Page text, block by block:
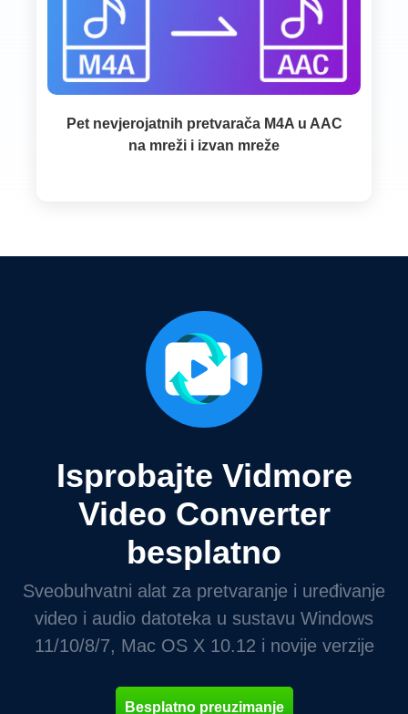
Pet nevjerojatnih pretvarača M4A u AAC
na mreži i izvan mreže
Isprobajte Vidmore
Video Converter
besplatno
Sveobuhvatni alat za pretvaranje i uređivanje
video i audio datoteka u sustavu Windows
11/10/8/7, Mac OS X 10.12 i novije verzije
Besplatno preuzimanje